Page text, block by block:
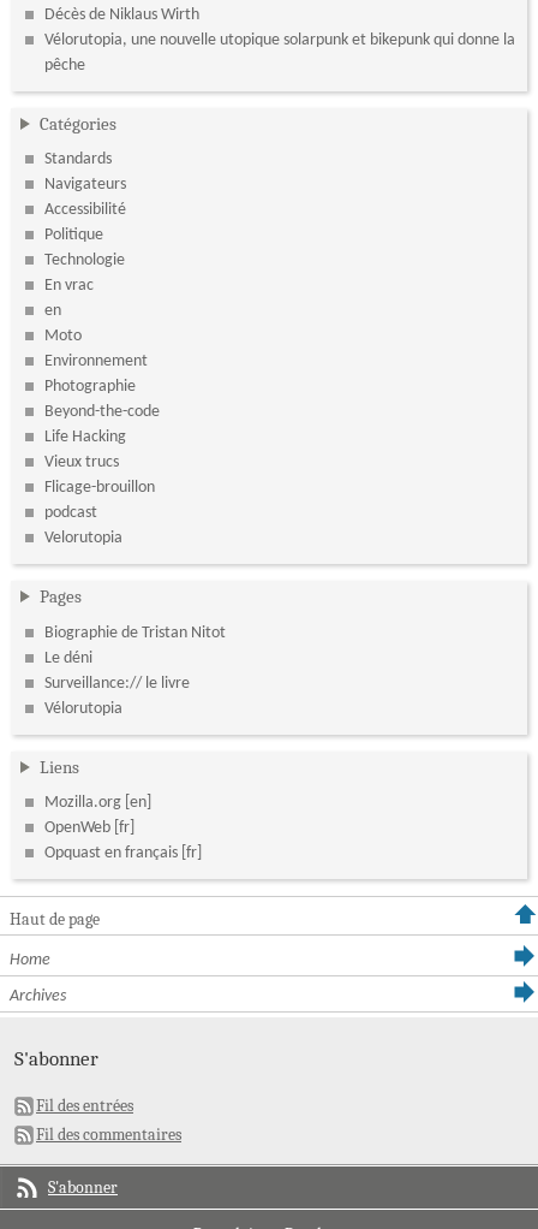
Décès de Niklaus Wirth
Vélorutopia, une nouvelle utopique solarpunk et bikepunk qui donne la
pêche
Catégories
Standards
Navigateurs
Accessibilité
Politique
Technologie
En vrac
en
Moto
Environnement
Photographie
Beyond-the-code
Life Hacking
Vieux trucs
Flicage-brouillon
podcast
Velorutopia
Pages
Biographie de Tristan Nitot
Le déni
Surveillance:// le livre
Vélorutopia
Liens
Mozilla.org
OpenWeb
Opquast en français
Haut de page
Home
Archives
S'abonner
Fil des entrées
Fil des commentaires
S'abonner